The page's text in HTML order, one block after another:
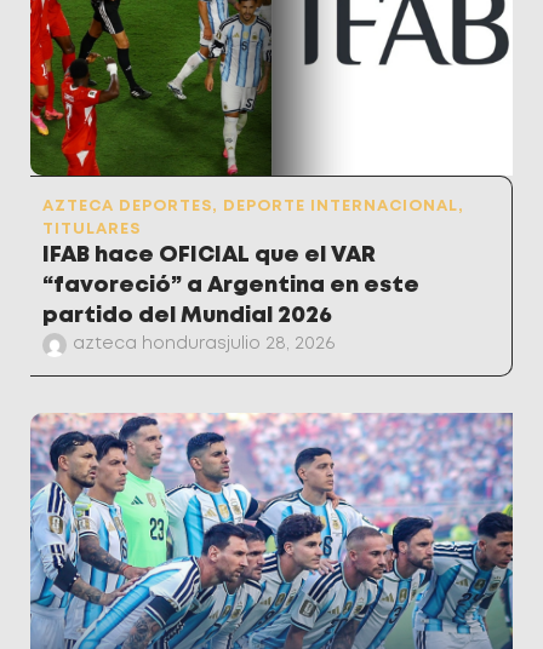
AZTECA DEPORTES, DEPORTE INTERNACIONAL,
TITULARES
IFAB hace OFICIAL que el VAR
“favoreció” a Argentina en este
partido del Mundial 2026
azteca honduras julio 28, 2026